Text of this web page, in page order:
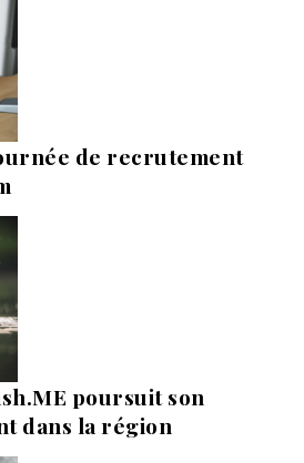
de recrutement
poursuit son
dans la région